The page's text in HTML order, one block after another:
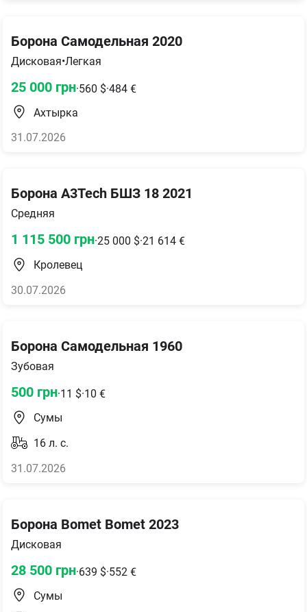
Борона Самодельная 2020
Дисковая•Легкая
25 000 грн·560 $·484 €
Ахтырка
31.07.2026
Борона A3Tech БШЗ 18 2021
Средняя
1 115 500 грн·25 000 $·21 614 €
Кролевец
30.07.2026
Борона Самодельная 1960
Зубовая
500 грн·11 $·10 €
Сумы
16 л. с.
31.07.2026
Борона Bomet Bomet 2023
Дисковая
28 500 грн·639 $·552 €
Сумы